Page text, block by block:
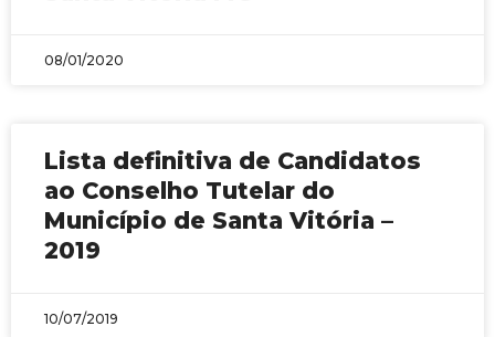
08/01/2020
Lista definitiva de Candidatos
ao Conselho Tutelar do
Município de Santa Vitória –
2019
10/07/2019